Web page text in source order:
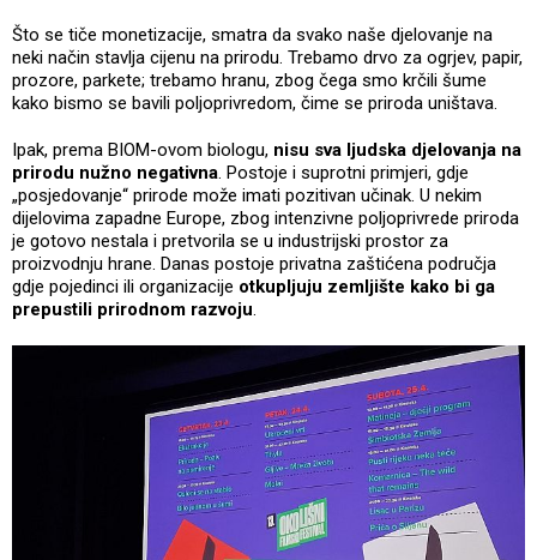
Što se tiče monetizacije, smatra da svako naše djelovanje na
neki način stavlja cijenu na prirodu. Trebamo drvo za ogrjev, papir,
prozore, parkete; trebamo hranu, zbog čega smo krčili šume
kako bismo se bavili poljoprivredom, čime se priroda uništava.
Ipak, prema BIOM-ovom biologu, nisu sva ljudska djelovanja na
prirodu nužno negativna. Postoje i suprotni primjeri, gdje
„posjedovanje“ prirode može imati pozitivan učinak. U nekim
dijelovima zapadne Europe, zbog intenzivne poljoprivrede priroda
je gotovo nestala i pretvorila se u industrijski prostor za
proizvodnju hrane. Danas postoje privatna zaštićena područja
gdje pojedinci ili organizacije otkupljuju zemljište kako bi ga
prepustili prirodnom razvoju.